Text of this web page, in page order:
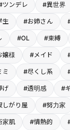
ツンデレ #異世界
生 #お姉さん
#OL #束縛
嬢様 #メイド
ミ #尽くし系
げ #透明感 #
しがり屋 #努力家
家肌 #情熱的